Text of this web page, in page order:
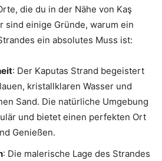
die du in der Nähe von Kaş
sind einige Gründe, warum ein
ein absolutes Muss ist:
: Der Kaputas Strand begeistert
kristallklaren Wasser und
Sand. Die natürliche Umgebung
und bietet einen perfekten Ort
Genießen.
: Die malerische Lage des Strandes